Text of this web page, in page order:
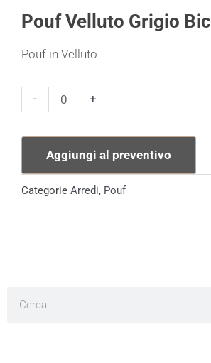
Pouf Velluto Grigio
Pouf in Velluto
-
Pouf
Grigio
Bicolore
quantità
+
Aggiungi al preventivo
Categorie Arredi, Pouf